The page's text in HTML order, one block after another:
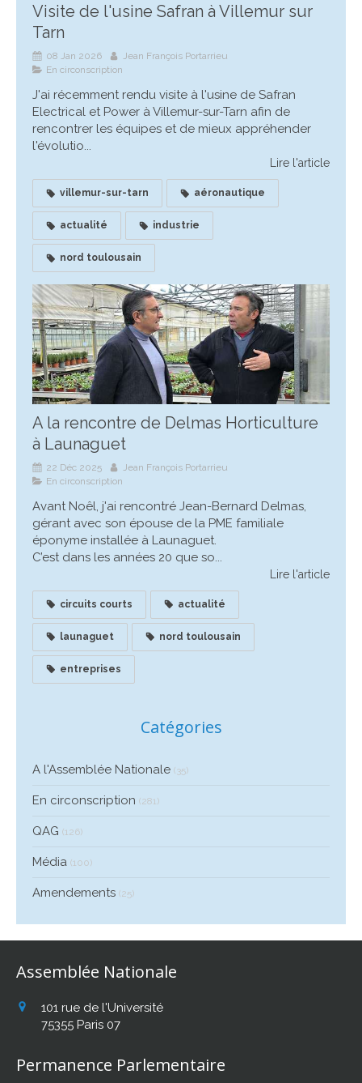
Visite de l'usine Safran à Villemur sur
Tarn
08 Jan 2026
Jean François Portarrieu
En circonscription
J'ai récemment rendu visite à l'usine de Safran
Electrical et Power à Villemur-sur-Tarn afin de
rencontrer les équipes et de mieux appréhender
l'évolutio...
Lire l'article
villemur-sur-tarn aéronautique
actualité industrie
nord toulousain
A la rencontre de Delmas Horticulture
à Launaguet
22 Déc 2025
Jean François Portarrieu
En circonscription
Avant Noêl, j'ai rencontré Jean-Bernard Delmas,
gérant avec son épouse de la PME familiale
éponyme installée à Launaguet.
C’est dans les années 20 que so...
Lire l'article
circuits courts actualité
launaguet nord toulousain
entreprises
Catégories
A l'Assemblée Nationale (35)
En circonscription (281)
QAG (126)
Média (100)
Amendements (25)
Assemblée Nationale
101 rue de l'Université
75355 Paris 07
Permanence Parlementaire